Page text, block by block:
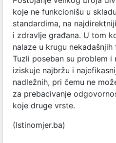
koje ne funkcionišu u
standardima, na
i zdravlje građana. U tom
nalaze u krugu nekadašnjih
Tuzli poseban su problem i
iziskuje najbržu i
nadležnih, pri čemu ne
za prebacivanje
koje druge vrste.
(Istinomjer.ba)